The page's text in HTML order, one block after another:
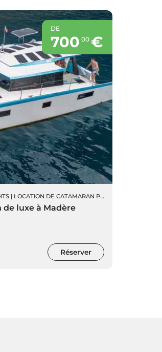
DE
700 00 €
| LOCATION DE CATAMARAN PRIVÉ
luxe à Madère
Réserver